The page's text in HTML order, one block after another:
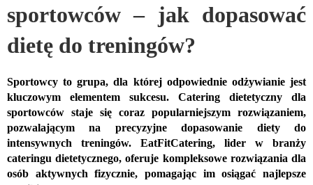
sportowców – jak dopasować
dietę do treningów?
Sportowcy to grupa, dla której odpowiednie odżywianie jest
kluczowym elementem sukcesu. Catering dietetyczny dla
sportowców staje się coraz popularniejszym rozwiązaniem,
pozwalającym na precyzyjne dopasowanie diety do
intensywnych treningów. EatFitCatering, lider w branży
cateringu dietetycznego, oferuje kompleksowe rozwiązania dla
osób aktywnych fizycznie, pomagając im osiągać najlepsze